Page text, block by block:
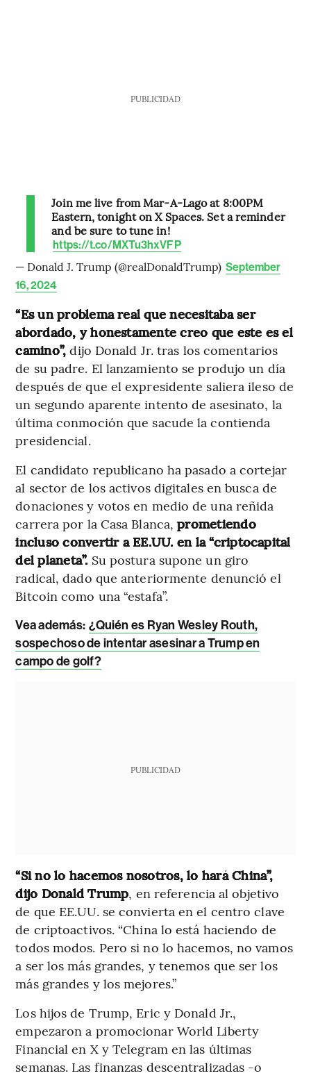
PUBLICIDAD
Join me live from Mar-A-Lago at 8:00PM
Eastern, tonight on X Spaces. Set a reminder
and be sure to tune in!
https://t.co/MXTu3hxVFP
— Donald J. Trump (@realDonaldTrump) September
16, 2024
“Es un problema real que necesitaba ser
abordado, y honestamente creo que este es el
camino”, dijo Donald Jr. tras los comentarios
de su padre. El lanzamiento se produjo un día
después de que el expresidente saliera ileso de
un segundo aparente intento de asesinato, la
última conmoción que sacude la contienda
presidencial.
El candidato republicano ha pasado a cortejar
al sector de los activos digitales en busca de
donaciones y votos en medio de una reñida
carrera por la Casa Blanca,prometiendo
incluso convertir a EE.UU. en la “criptocapital
del planeta”. Su postura supone un giro
radical, dado que anteriormente denunció el
Bitcoin como una “estafa”.
Vea además: ¿Quién es Ryan Wesley Routh,
sospechoso de intentar asesinar a Trump en
campo de golf?
PUBLICIDAD
“Si no lo hacemos nosotros, lo hará China”,
dijo Donald Trump, en referencia al objetivo
de que EE.UU. se convierta en el centro clave
de criptoactivos. “China lo está haciendo de
todos modos. Pero si no lo hacemos, no vamos
a ser los más grandes, y tenemos que ser los
más grandes y los mejores.”
Los hijos de Trump, Eric y Donald Jr.,
empezaron a promocionar World Liberty
Financial en X y Telegram en las últimas
semanas. Las finanzas descentralizadas -o